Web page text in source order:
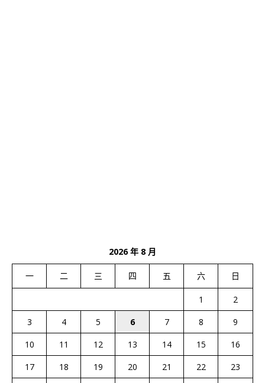
2026 年 8 月
一 二 三 四 五 六 日
1
2
3
4 5 6 7 8
9
10
11 12 13 14 15
16
17
18 19 20 21 22
23